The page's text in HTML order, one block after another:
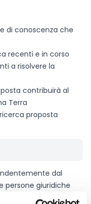
di conoscenza che
recenti e in corso
a risolvere la
contribuirà al
Terra
proposta
dal
persone giuridiche